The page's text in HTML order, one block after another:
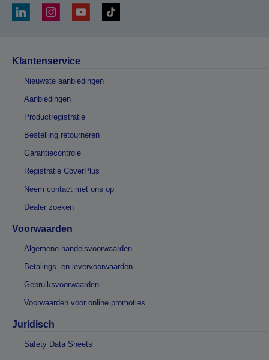
Klantenservice
Nieuwste aanbiedingen
Aanbiedingen
Productregistratie
Bestelling retourneren
Garantiecontrole
Registratie CoverPlus
Neem contact met ons op
Dealer zoeken
Voorwaarden
Algemene handelsvoorwaarden
Betalings- en levervoorwaarden
Gebruiksvoorwaarden
Voorwaarden voor online promoties
Juridisch
Safety Data Sheets